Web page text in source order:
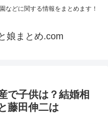
などに関する情報をまとめます！
娘まとめ.com
で子供は？結婚相
藤田伸二は